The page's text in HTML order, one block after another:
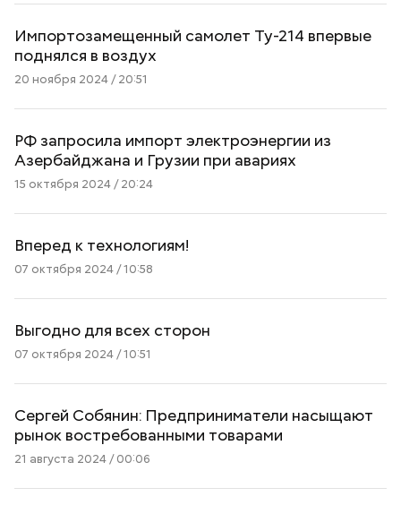
Импортозамещенный самолет Ту-214 впервые
поднялся в воздух
20 ноября 2024 / 20:51
РФ запросила импорт электроэнергии из
Азербайджана и Грузии при авариях
15 октября 2024 / 20:24
Вперед к технологиям!
07 октября 2024 / 10:58
Выгодно для всех сторон
07 октября 2024 / 10:51
Сергей Собянин: Предприниматели насыщают
рынок востребованными товарами
21 августа 2024 / 00:06